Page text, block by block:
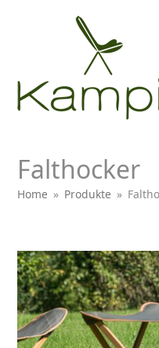
Falthocker
Home » Produkte »